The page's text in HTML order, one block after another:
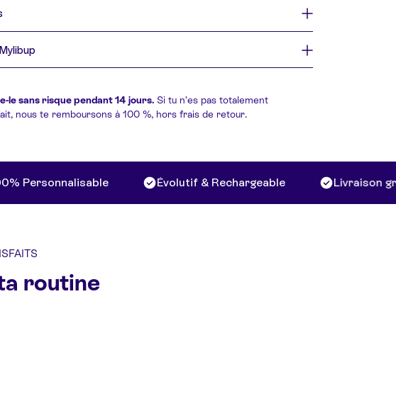
le sans risque pendant 14 jours. Si tu n’es pas totalement
nous te remboursons à 100 %, hors frais de retour.
Évolutif & Rechargeable Livraison
routine